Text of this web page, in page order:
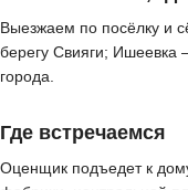
Выезжаем по посёлку и
берегу Свияги; Ишеевка
города.
Где встречаемся
Оценщик подъедет к